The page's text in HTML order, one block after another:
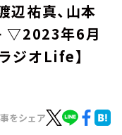
辺祐真、山本
▽2023年6月
ジオLife】
をシェア